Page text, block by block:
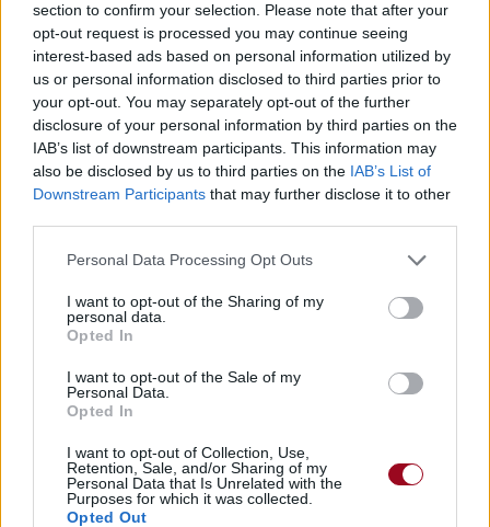
section to confirm your selection. Please note that after your
opt-out request is processed you may continue seeing
interest-based ads based on personal information utilized by
us or personal information disclosed to third parties prior to
your opt-out. You may separately opt-out of the further
disclosure of your personal information by third parties on the
IAB’s list of downstream participants. This information may
also be disclosed by us to third parties on the IAB’s List of
Downstream Participants that may further disclose it to other
Personal Data Processing Opt Outs
I want to opt-out of the Sharing of my
personal data.
Opted In
I want to opt-out of the Sale of my
Personal Data.
Opted In
I want to opt-out of Collection, Use,
Retention, Sale, and/or Sharing of my
Personal Data that Is Unrelated with the
Purposes for which it was collected.
Opted Out
de ça
[Chorus]
[Refrain]
(50 cent)
(50 cent)
Gggg-unit
Gggg-unit
[Refrain]